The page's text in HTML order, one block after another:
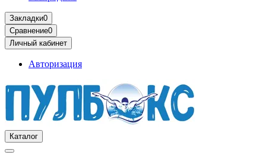
Закладки0
Сравнение0
Личный кабинет
Авторизация
Каталог